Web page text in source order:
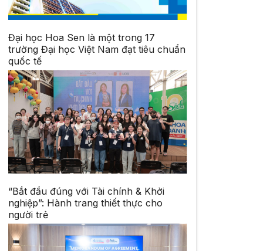
Đại học Hoa Sen là một trong 17
trường Đại học Việt Nam đạt tiêu chuẩn
quốc tế
“Bắt đầu đúng với Tài chính & Khởi
nghiệp”: Hành trang thiết thực cho
người trẻ